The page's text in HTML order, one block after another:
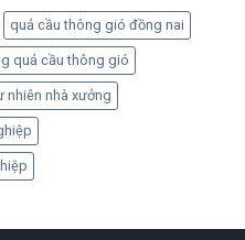
quả cầu thông gió đồng nai
quả cầu thông gió
nhiên nhà xưởng